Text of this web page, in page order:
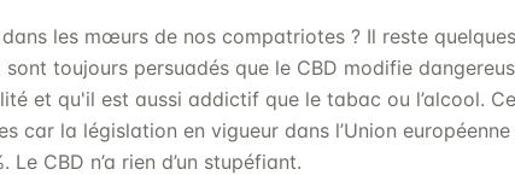
les mœurs de nos compatriotes ? Il reste
toujours persuadés que le CBD modifie
et qu'il est aussi addictif que le tabac ou l’alcool.
car la législation en vigueur dans l’Union
Le CBD n’a rien d’un stupéfiant.